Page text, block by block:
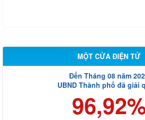
MỘT CỬA ĐIỆN TỬ
Đến Tháng 08 năm
UBND Thành phố đã giải